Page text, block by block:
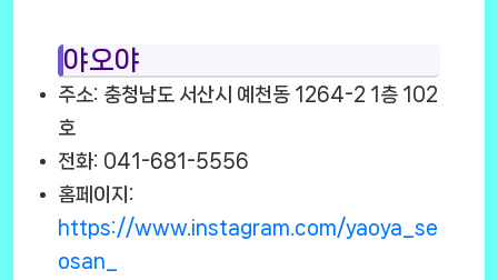
야오야
주소: 충청남도 서산시 예천동 1264-2 1층 102
호
전화: 041-681-5556
홈페이지:
https://www.instagram.com/yaoya_se
osan_